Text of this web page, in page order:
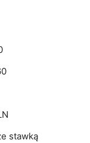
stawką